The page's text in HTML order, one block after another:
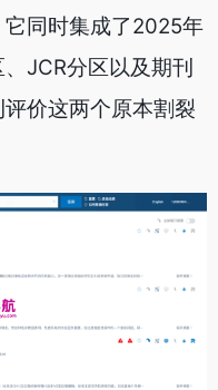
同时集成了2025年
JCR分区以及期刊
价这两个原本割裂